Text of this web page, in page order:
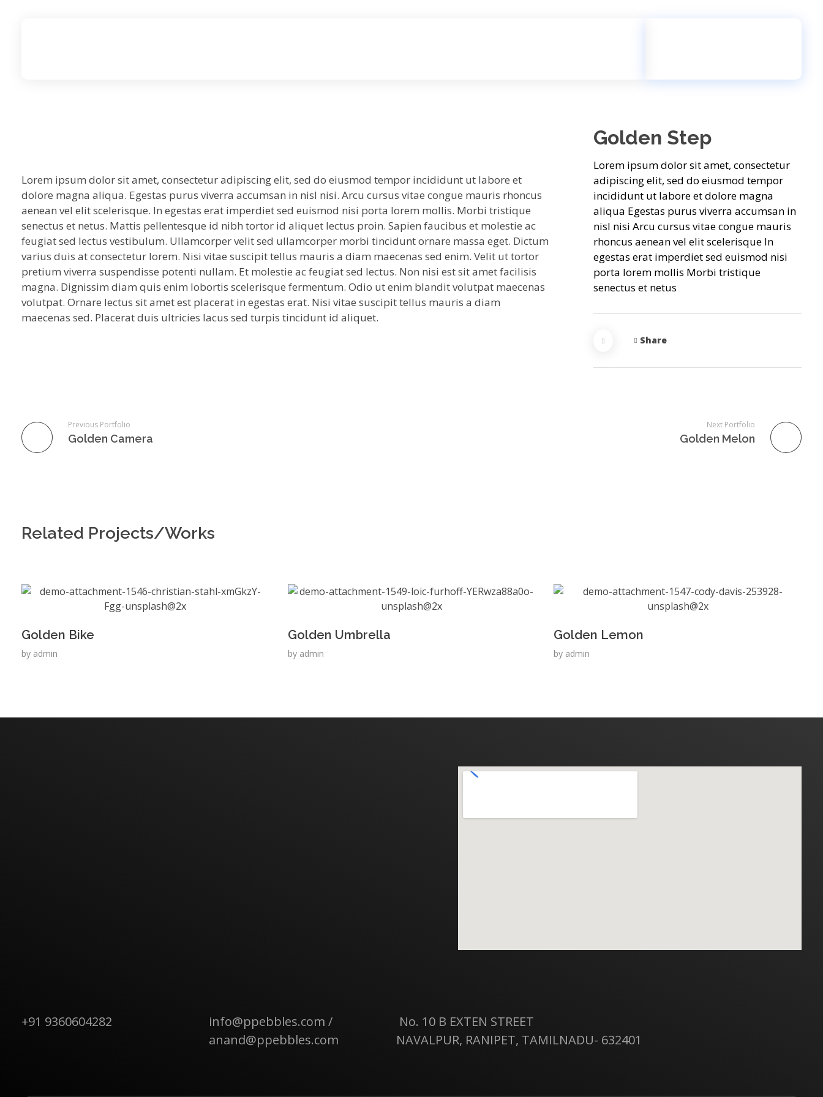
Lorem ipsum dolor sit amet, consectetur adipiscing elit, sed do eiusmod tempor incididunt ut labore et
dolore magna aliqua. Egestas purus viverra accumsan in nisl nisi. Arcu cursus vitae congue mauris rhoncus
aenean vel elit scelerisque. In egestas erat imperdiet sed euismod nisi porta lorem mollis. Morbi tristique
senectus et netus. Mattis pellentesque id nibh tortor id aliquet lectus proin. Sapien faucibus et molestie ac
feugiat sed lectus vestibulum. Ullamcorper velit sed ullamcorper morbi tincidunt ornare massa eget. Dictum
varius duis at consectetur lorem. Nisi vitae suscipit tellus mauris a diam maecenas sed enim. Velit ut tortor
pretium viverra suspendisse potenti nullam. Et molestie ac feugiat sed lectus. Non nisi est sit amet facilisis
magna. Dignissim diam quis enim lobortis scelerisque fermentum. Odio ut enim blandit volutpat maecenas
volutpat. Ornare lectus sit amet est placerat in egestas erat. Nisi vitae suscipit tellus mauris a diam
maecenas sed. Placerat duis ultricies lacus sed turpis tincidunt id aliquet.
Golden Step
Lorem ipsum dolor sit amet, consectetur
adipiscing elit, sed do eiusmod tempor
incididunt ut labore et dolore magna
aliqua Egestas purus viverra accumsan in
nisl nisi Arcu cursus vitae congue mauris
rhoncus aenean vel elit scelerisque In
egestas erat imperdiet sed euismod nisi
porta lorem mollis Morbi tristique
senectus et netus
Share
Previous Portfolio
Golden Camera
Next Portfolio
Golden Melon
Related Projects/Works
Golden Bike
by admin
Golden Umbrella
by admin
Golden Lemon
by admin
+91 9360604282
info@ppebbles.com /
anand@ppebbles.com
No. 10 B EXTEN STREET
NAVALPUR, RANIPET, TAMILNADU- 632401